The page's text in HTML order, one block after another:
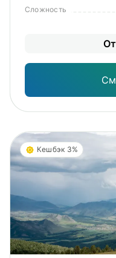
Сложность
Кешбэк 3%